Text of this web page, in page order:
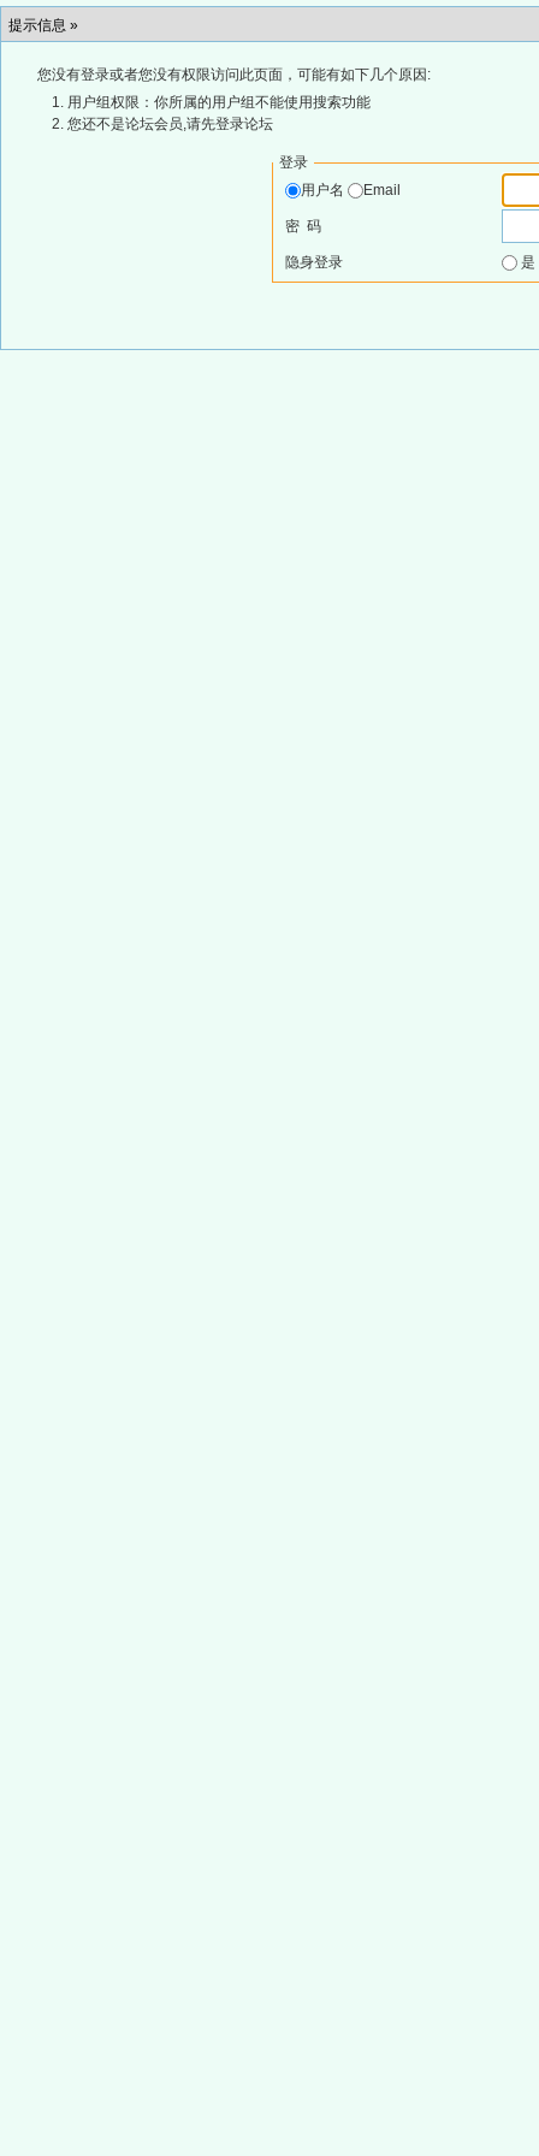
提示信息 »
您没有登录或者您没有权限访问此页面，可能有如下几个原因:
用户组权限：你所属的用户组不能使用搜索功能
您还不是论坛会员,请先登录论坛
登录
用户名
Email
密 码
隐身登录